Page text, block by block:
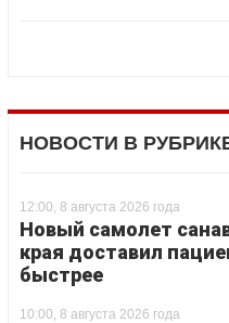
НОВОСТИ В
12:00, 8 августа 2026 года
Новый самолет
края доставил
быстрее
10:00, 8 августа 2026 года